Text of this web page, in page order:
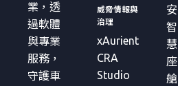
業，透
過軟體
與專業
服務，
守護車
威脅情報與
治理
xAurient
CRA
Studio
安
智
慧
座
艙